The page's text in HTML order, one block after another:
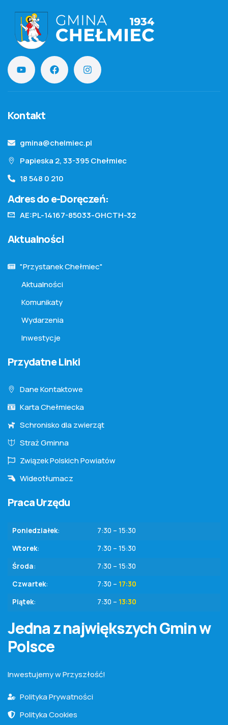
Kontakt
gmina@chelmiec.pl
Papieska 2, 33-395 Chełmiec
18 548 0 210
Adres do e-Doręczeń:
AE:PL-14167-85033-GHCTH-32
Praca Urzędu
Poniedziałek:
7:30 – 15:30
Wtorek:
7:30 – 15:30
Środa:
7:30 – 15:30
Czwartek: 7:30 – 17:30
Piątek: 7:30 – 13:30
Aktualności
"Przystanek Chełmiec"
Aktualności
Komunikaty
Wydarzenia
Inwestycje
Przydatne Linki
Dane Kontaktowe
Karta Chełmiecka
Schronisko dla zwierząt
Straż Gminna
Związek Polskich Powiatów
Wideotłumacz
Jedna z największych Gmin w
Polsce
Inwestujemy w Przyszłość!
Polityka Prywatności
Polityka Cookies